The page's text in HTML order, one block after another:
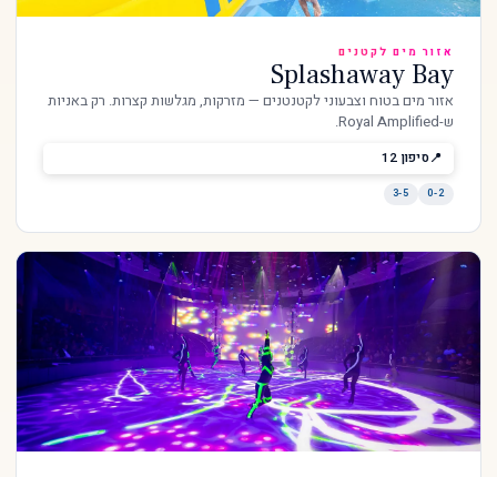
אזור מים לקטנים
Splashaway Bay
אזור מים בטוח וצבעוני לקטנטנים — מזרקות, מגלשות קצרות. רק באניות
ש-Royal Amplified.
סיפון 12
0-2
3-5